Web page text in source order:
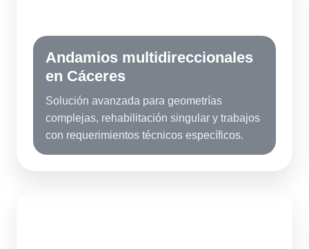
Andamios multidireccionales
en Cáceres
Solución avanzada para geometrías
complejas, rehabilitación singular y trabajos
con requerimientos técnicos específicos.